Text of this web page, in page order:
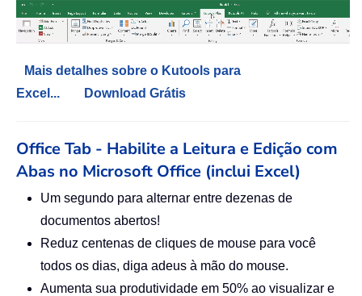
Mais detalhes sobre o Kutools para
Excel...
Download Grátis
Office Tab - Habilite a Leitura e Edição com
Abas no Microsoft Office (inclui Excel)
Um segundo para alternar entre dezenas de
documentos abertos!
Reduz centenas de cliques de mouse para você
todos os dias, diga adeus à mão do mouse.
Aumenta sua produtividade em 50% ao visualizar e